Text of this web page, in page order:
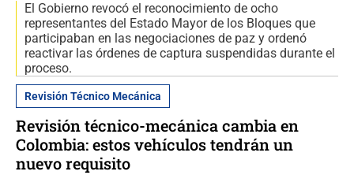
El Gobierno revocó el reconocimiento de ocho
representantes del Estado Mayor de los Bloques que
participaban en las negociaciones de paz y ordenó
reactivar las órdenes de captura suspendidas durante el
proceso.
Revisión Técnico Mecánica
Revisión técnico-mecánica cambia en
Colombia: estos vehículos tendrán un
nuevo requisito